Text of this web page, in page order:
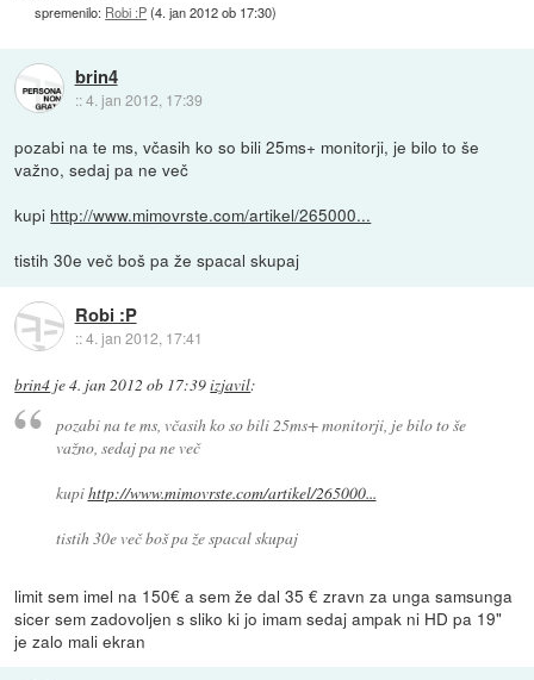
spremenilo: Robi :P(4. jan 2012 ob 17:30)
brin4
::4. jan 2012, 17:39
pozabi na te ms, včasih ko so bili 25ms+ monitorji, je bilo to še
važno, sedaj pa ne več
kupi http://www.mimovrste.com/artikel/265000...
tistih 30e več boš pa že spacal skupaj
Robi :P
::4. jan 2012, 17:41
brin4 je4. jan 2012 ob 17:39izjavil:
pozabi na te ms, včasih ko so bili 25ms+ monitorji, je bilo to še
važno, sedaj pa ne več
kupihttp://www.mimovrste.com/artikel/265000...
tistih 30e več boš pa že spacal skupaj
limit sem imel na 150€ a sem že dal 35 € zravn za unga samsunga
sicer sem zadovoljen s sliko ki jo imam sedaj ampak ni HD pa 19"
je zalo mali ekran